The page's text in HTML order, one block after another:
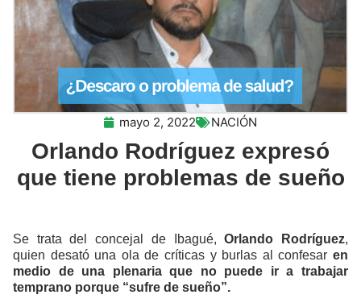
mayo 2, 2022 NACIÓN
Orlando Rodríguez expresó
que tiene problemas de sueño
Se trata del concejal de Ibagué,Orlando Rodríguez,
quien desató una ola de críticas y burlas al confesar en
medio de una plenaria que no puede ir a trabajar
temprano porque “sufre de sueño”.